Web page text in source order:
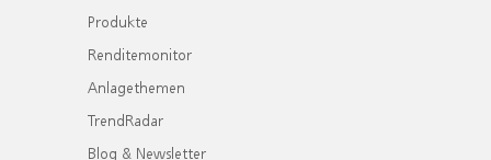
Produkte
Renditemonitor
Anlagethemen
TrendRadar
Blog & Newsletter